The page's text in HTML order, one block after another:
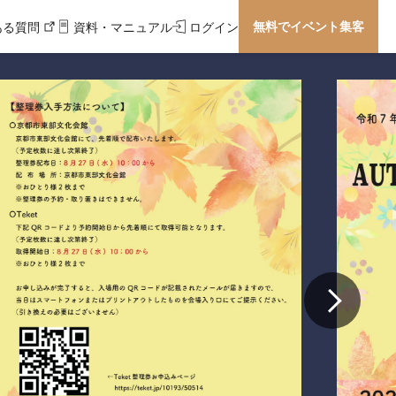
質問 資料・マニュアル ログイン 無料でイベント集客